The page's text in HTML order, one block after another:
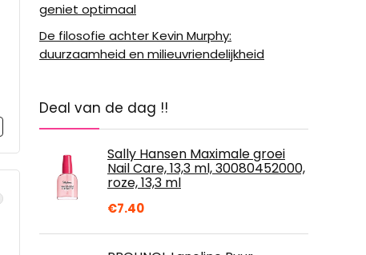
geniet optimaal
De filosofie achter Kevin Murphy:
duurzaamheid en milieuvriendelijkheid
Deal van de dag !!
Sally Hansen Maximale groei
Nail Care, 13,3 ml, 30080452000,
roze, 13,3 ml
€7.40